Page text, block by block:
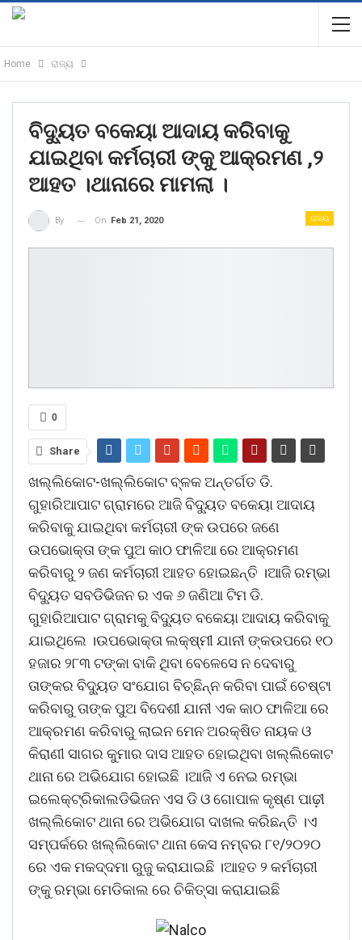
Home ରାଜ୍ୟ
ବିଦ୍ୟୁତ ବକେୟା ଆଦାୟ କରିବାକୁ
ଯାଇଥିବା କର୍ମଚାରୀ ଙ୍କୁ ଆକ୍ରମଣ ,୨
ଆହତ ।ଥାନାରେ ମାମଲା ।
ରାଜ୍ୟ
By On Feb 21, 2020
0
Share
ଖଲ୍ଲିକୋଟ-ଖଲ୍ଲିକୋଟ ବ୍ଳକ ଅନ୍ତର୍ଗତ ଡି.
ଗୁହାରିଆପାଟ ଗ୍ରାମରେ ଆଜି ବିଦ୍ୟୁତ ବକେୟା ଆଦାୟ
କରିବାକୁ ଯାଇଥିବା କର୍ମଚାରୀ ଙ୍କ ଉପରେ ଜଣେ
ଉପଭୋକ୍ତା ଙ୍କ ପୁଅ କାଠ ଫାଳିଆ ରେ ଆକ୍ରମଣ
କରିବାରୁ ୨ ଜଣ କର୍ମଚାରୀ ଆହତ ହୋଇଛନ୍ତି ।ଆଜି ରମ୍ଭା
ବିଦ୍ୟୁତ ସବଡିଭିଜନ ର ଏକ ୬ ଜଣିଆ ଟିମ ଡି.
ଗୁହାରିଆପାଟ ଗ୍ରାମକୁ ବିଦ୍ୟୁତ ବକେୟା ଆଦାୟ କରିବାକୁ
ଯାଇଥିଲେ ।ଉପଭୋକ୍ତା ଲକ୍ଷ୍ମୀ ଯାନୀ ଙ୍କଉପରେ ୧୦
ହଜାର ୨୮୩ ଟଙ୍କା ବାକି ଥିବା ବେଳେସେ ନ ଦେବାରୁ
ତାଙ୍କର ବିଦ୍ୟୁତ ସଂଯୋଗ ବିଚ୍ଛିନ୍ନ କରିବା ପାଇଁ ଚେଷ୍ଟା
କରିବାରୁ ତାଙ୍କ ପୁଅ ବିଦେଶୀ ଯାନୀ ଏକ କାଠ ଫାଳିଆ ରେ
ଆକ୍ରମଣ କରିବାରୁ ଲାଇନ ମେନ ଅରକ୍ଷିତ ନାୟକ ଓ
କିରାଣୀ ସାଗର କୁମାର ଦାସ ଆହତ ହୋଇଥିବା ଖଲ୍ଲିକୋଟ
ଥାନା ରେ ଅଭିଯୋଗ ହୋଇଛି ।ଆଜି ଏ ନେଇ ରମ୍ଭା
ଇଲେକ୍ଟ୍ରିକାଲଡିଭିଜନ ଏସ ଡି ଓ ଗୋପାଳ କୃଷ୍ଣ ପାଢ଼ୀ
ଖଲ୍ଲିକୋଟ ଥାନା ରେ ଅଭିଯୋଗ ଦାଖଲ କରିଛନ୍ତି ।ଏ
ସମ୍ପର୍କରେ ଖଲ୍ଲିକୋଟ ଥାନା କେସ ନମ୍ବର ୮୧/୨୦୨୦
ରେ ଏକ ମକଦ୍ଦମା ରୁଜୁ କରାଯାଇଛି ।ଆହତ ୨ କର୍ମଚାରୀ
ଙ୍କୁ ରମ୍ଭା ମେଡିକାଲ ରେ ଚିକିତ୍ସା କରାଯାଇଛି